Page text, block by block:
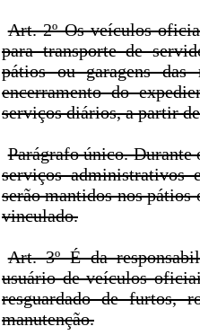
Art. 2º Os veículos
para transporte de
pátios ou garagens
encerramento do
serviços diários, a partir
Parágrafo único.
serviços administrativos
serão mantidos nos pátios
vinculado.
Art. 3º É da
usuário de veículos
resguardado de furtos,
manutenção.